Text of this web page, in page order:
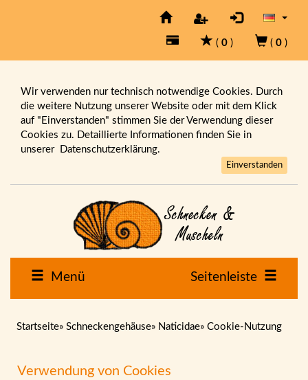
( 0 ) ( 0 )
Wir verwenden nur technisch notwendige Cookies. Durch
die weitere Nutzung unserer Website oder mit dem Klick
auf "Einverstanden" stimmen Sie der Verwendung dieser
Cookies zu. Detaillierte Informationen finden Sie in
unserer Datenschutzerklärung.
Einverstanden
Menü Seitenleiste
Startseite» Schneckengehäuse» Naticidae» Cookie-Nutzung
Verwendung von Cookies